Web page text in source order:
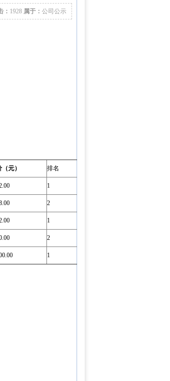
： 1928 属于： 公司公示
元） 排名
1
2
1
2
1